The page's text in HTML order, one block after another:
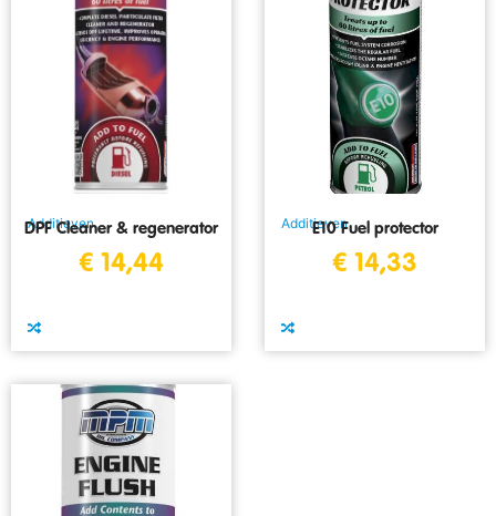
Additieven
DPF Cleaner & regenerator
€ 14,44
Additieven
E10 Fuel protector
€ 14,33